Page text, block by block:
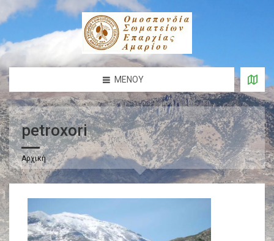
ΜΕΝΟΎ
petroxori
Αρχική